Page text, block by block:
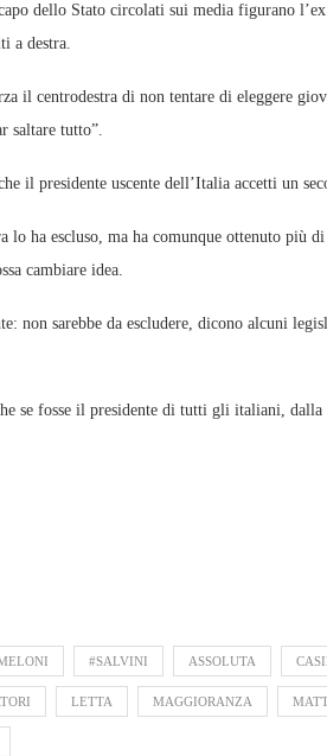
dello Stato circolati sui media figurano
a destra.
il centrodestra di non tentare di eleggere
saltare tutto”.
il presidente uscente dell’Italia accetti un
lo ha escluso, ma ha comunque ottenuto più
cambiare idea.
non sarebbe da escludere, dicono alcuni
se fosse il presidente di tutti gli italiani,
#SALVINI ASSOLUTA
LETTA MAGGIORANZA